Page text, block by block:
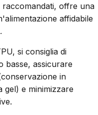
raccomandati, offre una
affidabile
si consiglia di
basse, assicurare
in
gel) e minimizzare